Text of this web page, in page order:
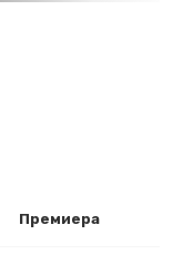
Премиера